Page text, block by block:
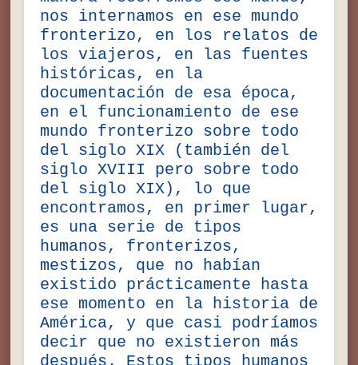
nos internamos en ese mundo
fronterizo, en los relatos de
los viajeros, en las fuentes
históricas, en la
documentación de esa época,
en el funcionamiento de ese
mundo fronterizo sobre todo
del siglo XIX (también del
siglo XVIII pero sobre todo
del siglo XIX), lo que
encontramos, en primer lugar,
es una serie de tipos
humanos, fronterizos,
mestizos, que no habían
existido prácticamente hasta
ese momento en la historia de
América, y que casi podríamos
decir que no existieron más
después. Estos tipos humanos